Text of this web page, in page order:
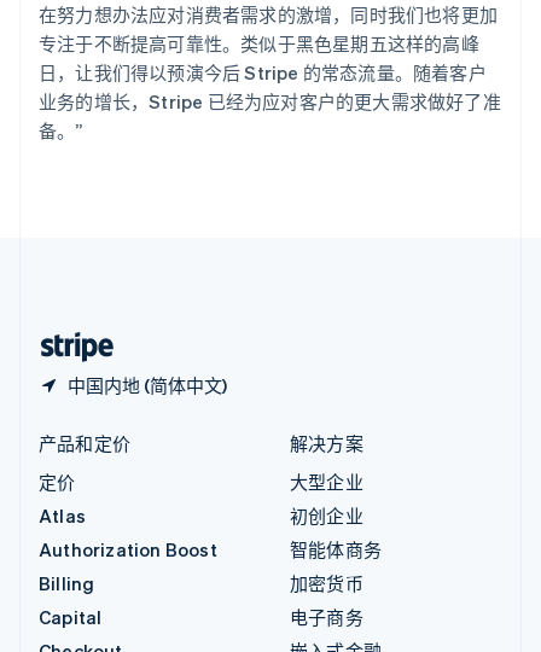
在努力想办法应对消费者需求的激增，同时我们也将更加
专注于不断提高可靠性。类似于黑色星期五这样的高峰
日，让我们得以预演今后 Stripe 的常态流量。随着客户
业务的增长，Stripe 已经为应对客户的更大需求做好了准
备。”
中国内地 (简体中文)
匈牙利
English
意大利
ItalianoEnglish
印度
English
产品和定价
定价
Atlas
Authorization Boost
Billing
Capital
解决方案
大型企业
初创企业
智能体商务
加密货币
电子商务